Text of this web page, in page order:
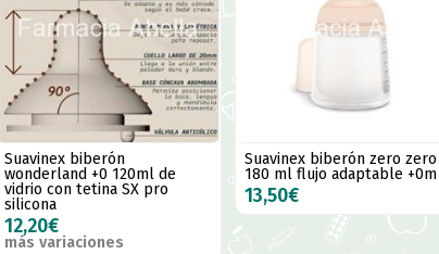
Suavinex biberón
wonderland +0 120ml de
vidrio con tetina SX pro
silicona
12,20€
más variaciones
Suavinex biberón zero zero
180 ml flujo adaptable +0m
13,50€